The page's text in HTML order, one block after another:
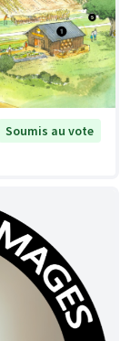
Soumis au vote